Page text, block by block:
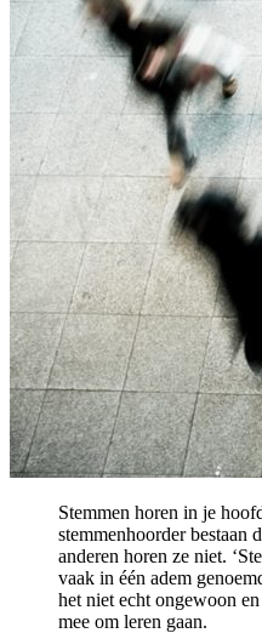
Stemmen horen in je
stemmenhoorder bestaan
anderen horen ze niet.
vaak in één adem
het niet echt ongewoon
mee om leren gaan.